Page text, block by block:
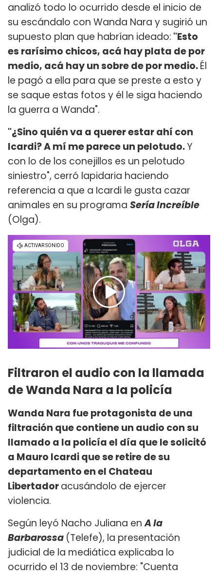
analizó todo lo ocurrido desde el inicio de
su escándalo con Wanda Nara y sugirió un
supuesto plan que habrían ideado: "Esto
es rarísimo chicos, acá hay plata de por
medio, acá hay un sobre de por medio.Él
le pagó a ella para que se preste a esto y
se saque estas fotos y él le siga haciendo
la guerra a Wanda".
"¿Sino quién va a querer estar ahí con
Icardi? A mí me parece un pelotudo.Y
con lo de los conejillos es un pelotudo
siniestro", cerró lapidaria haciendo
referencia a que a Icardi le gusta cazar
animales en su programa Sería Increíble
(Olga).
Filtraron el audio con la llamada
de Wanda Nara a la policía
Wanda Nara fue protagonista de una
filtración que contiene un audio con su
llamado a la policía el día que le solicitó
a Mauro Icardi que se retire de su
departamento en el Chateau
Libertadoracusándolo de ejercer
violencia.
Según leyó Nacho Juliana enA la
Barbarossa (Telefe), la presentación
judicial de la mediática explicaba lo
ocurrido el 13 de noviembre: "Cuenta